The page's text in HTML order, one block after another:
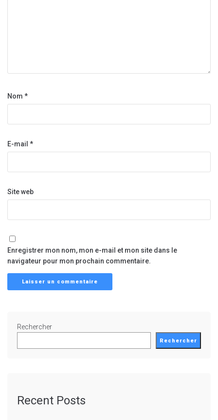
Nom *
E-mail *
Site web
Enregistrer mon nom, mon e-mail et mon site dans le
navigateur pour mon prochain commentaire.
Rechercher
Rechercher
Recent Posts